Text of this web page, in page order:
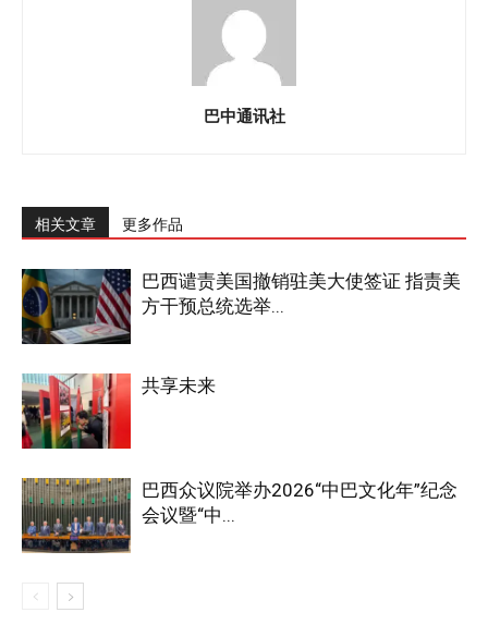
巴中通讯社
相关文章 更多作品
巴西谴责美国撤销驻美大使签证 指责美
方干预总统选举...
共享未来
巴西众议院举办2026“中巴文化年”纪念
会议暨“中...